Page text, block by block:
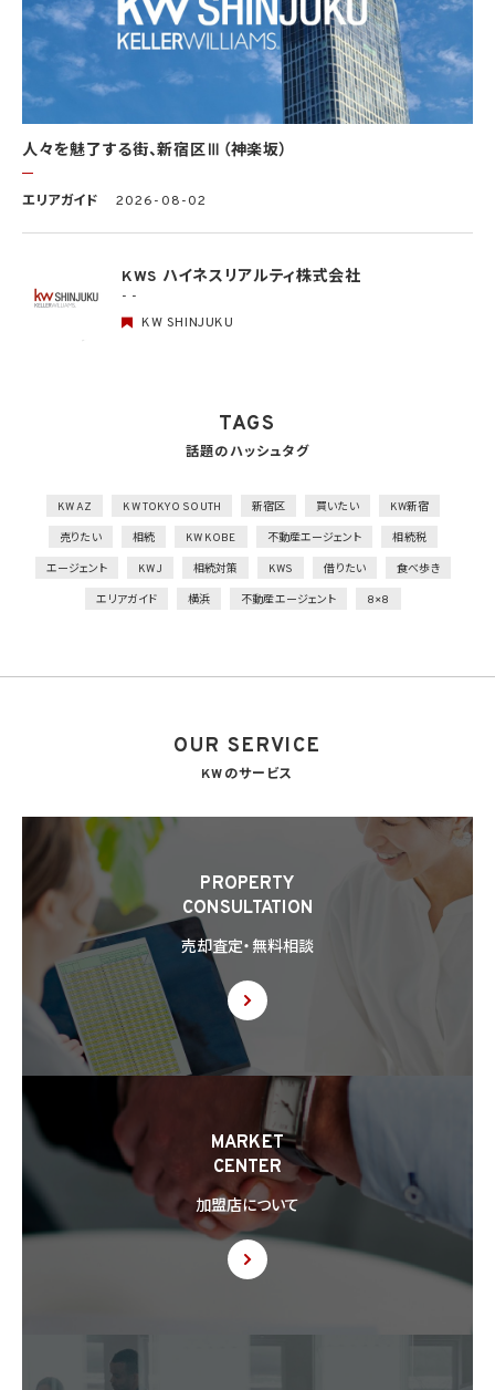
個人データの取扱いに係る規律の整備
取得、利用、保存、提供、削除・廃棄等の段階ごとに、取扱方法、責任者・担当者及びその
任務等について個人データの取扱規程を策定
組織的安全管理措置
1）個人データの取扱いに関する責任者を設置するとともに、個人データを取り扱う従業
者及び当該従業者が取り扱う個人データの範囲を明確化し、法や取扱規程に違反してい
部の者による監査を実施
1）個人データの取扱いに関する留意事項について、従業者に定期的な研修を実施
2）個人データについての秘密保持に関する事項を就業規則に記載
物理的安全管理措置
1）個人データを取り扱う区域において、従業者の入退室管理及び持ち込む機器等の制限
合、容易に個人データが判明しないよう措置を実施
2）個人データを取り扱う情報システムを外部からの不正アクセス又は不正ソフトウェア
外的環境の把握
全管理措置を実施
8.1 当社は、第4.1項各号のいずれかに該当する場合を除くほか、あらかじめ本人の同意を
(1) 利用目的の達成に必要な範囲内において個人情報の取扱いの全部又は一部を委託
することに伴って個人情報を提供する場合
(2) 合併その他の事由による事業の承継に伴って個人情報が提供される場合
(3) 第9項の定めに基づき共同利用する場合
8.2 第8.1項の定めにかかわらず、当社は、第4.1項各号のいずれかに該当する場合を除く
ほか、外国（個人情報保護法第28条に基づき個人情報保護委員会規則で指定される国
を除きます。）にある第三者（個人情報保護法第28条に基づき個人情報保護委員会規則
で指定される基準に適合する体制を整備している者を除きます。）に個人情報を提供する
場合には、あらかじめ外国にある第三者への提供を認める旨の本人の同意を得るもの
とします。
8.3 第8.2項に基づき外国にある第三者への提供につき本人の同意を得る場合、以下の
事項について本人に情報を提供するものとします。但し、第1号の事項が特定できない場
合、第1号及び第2号の事項に代えて、第1号の事項が特定できない旨及びその理由、並び
に当該事項に代わる本人に参考となるべき情報があれば当該情報を提供するものとし
ます。
(1) 当該外国の名称
(2) 当該外国における個人情報の保護に関する制度に関する情報
(3) 当該第三者が講じる個人情報の保護のための措置に関する情報（当該情報を提供
できない場合は、その旨及びその理由）
8.4 当社は、個人情報を第三者に提供したときは、個人情報保護法第29条に従い、記録
に従い、必要な確認を行い、当該確認にかかる記録の作成及び保存を行うものとします。
8.6 当社は、個人情報を第三者に提供した第三者から、個人情報の第三者提供及び提
人々を魅了する街、新宿区Ⅲ（神楽坂）
エリアガイド 2026-08-02
KWS ハイネスリアルティ株式会社
- -
KW SHINJUKU
TAGS
話題のハッシュタグ
KW AZ KW TOKYO SOUTH 新宿区 買いたい KW新宿
売りたい 相続 KW KOBE 不動産エージェント 相続税
エージェント KWJ 相続対策 KWS 借りたい 食べ歩き
エリアガイド 横浜 不動産エージェント 8×8
OUR SERVICE
KWのサービス
PROPERTY
CONSULTATION
売却査定・無料相談
MARKET
CENTER
加盟店について